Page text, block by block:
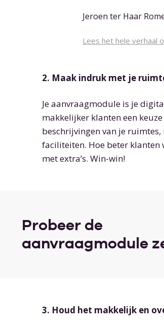
Jeroen ter Haar
Lees het hele verhaal
2. Maak indruk met je
Je aanvraagmodule is je
makkelijker klanten een
beschrijvingen van je
faciliteiten. Hoe beter klanten
met extra’s. Win-win!
Probeer de
aanvraagmodule
3. Houd het makkelijk en